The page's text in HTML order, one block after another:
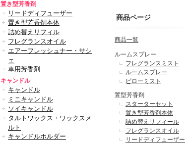
置き型芳香剤
リードディフューザー
置き型芳香剤本体
詰め替えリフィル
フレグランスオイル
エアーフレッシュナー・サシ
ェ
車用芳香剤
キャンドル
キャンドル
ミニキャンドル
ソイキャンドル
タルトワックス・ワックスメ
ルト
キャンドルホルダー
商品ページ
商品一覧
ルームスプレー
フレグランスミスト
ルームスプレー
ピローミスト
置型芳香剤
スターターセット
置き型芳香剤本体
詰め替えリフィール
フレグランスオイル
リードディフューザー